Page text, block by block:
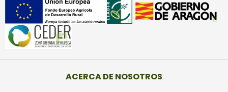
ACERCA DE NOSOTROS